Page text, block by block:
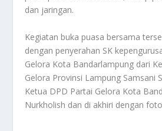
dan jaringan.
Kegiatan buka puasa bersama
dengan penyerahan SK
Gelora Kota Bandarlampung dari
Gelora Provinsi Lampung Samsani
Ketua DPD Partai Gelora Kota
Nurkholish dan di akhiri dengan